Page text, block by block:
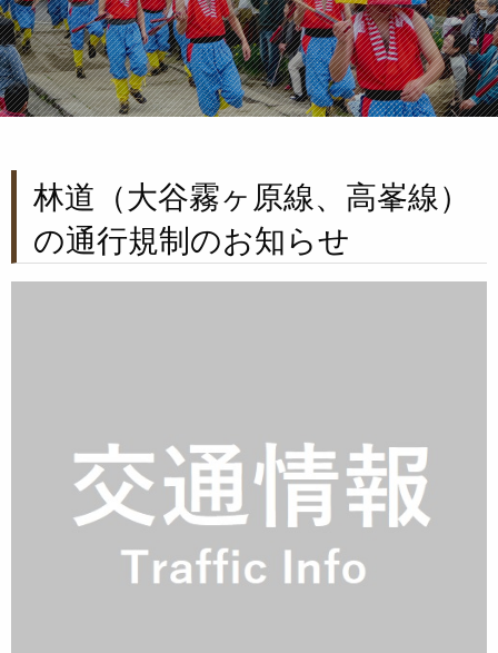
林道（大谷霧ヶ原線、高峯線）
の通行規制のお知らせ